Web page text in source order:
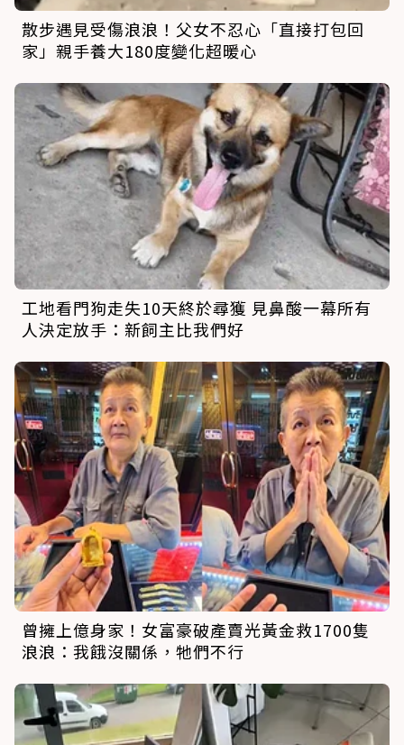
散步遇見受傷浪浪！父女不忍心「直接打包回
家」親手養大180度變化超暖心
工地看門狗走失10天終於尋獲 見鼻酸一幕所有
人決定放手：新飼主比我們好
曾擁上億身家！女富豪破產賣光黃金救1700隻
浪浪：我餓沒關係，牠們不行